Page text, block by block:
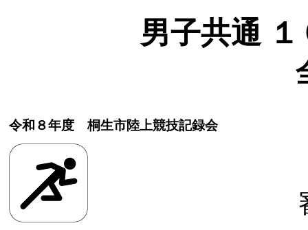
男子共通 １
令和８年度 桐生市陸上競技記録会